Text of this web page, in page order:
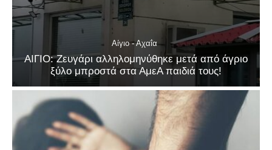
Αίγιο - Αχαΐα
ΑΙΓΙΟ: Ζευγάρι αλληλομηνύθηκε μετά από άγριο
ξύλο μπροστά στα ΑμεΑ παιδιά τους!